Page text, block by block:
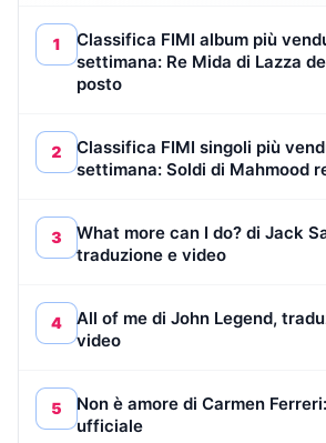
1
Classifica FIMI album più
settimana: Re Mida di Lazza
posto
2
Classifica FIMI singoli più
settimana: Soldi di Mahmood
3
What more can I do? di Jack
traduzione e video
4
All of me di John Legend,
video
5
Non è amore di Carmen
ufficiale